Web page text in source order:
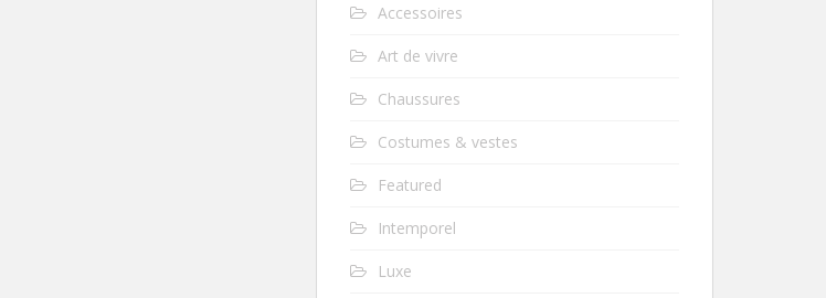
Accessoires
Art de vivre
Chaussures
Costumes & vestes
Featured
Intemporel
Luxe